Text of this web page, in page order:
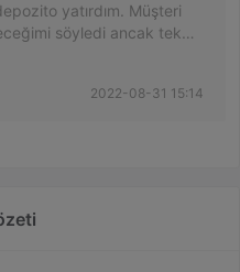
yatırdım. Müşteri
söyledi ancak tek
2022-08-31 15:14